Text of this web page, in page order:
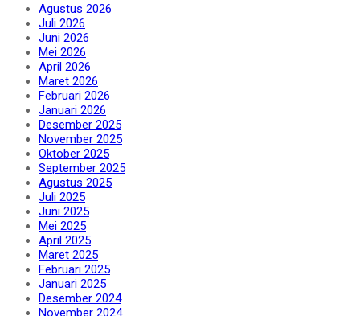
Agustus 2026
Juli 2026
Juni 2026
Mei 2026
April 2026
Maret 2026
Februari 2026
Januari 2026
Desember 2025
November 2025
Oktober 2025
September 2025
Agustus 2025
Juli 2025
Juni 2025
Mei 2025
April 2025
Maret 2025
Februari 2025
Januari 2025
Desember 2024
November 2024